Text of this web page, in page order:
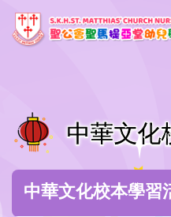
中華文化
中華文化校本學習